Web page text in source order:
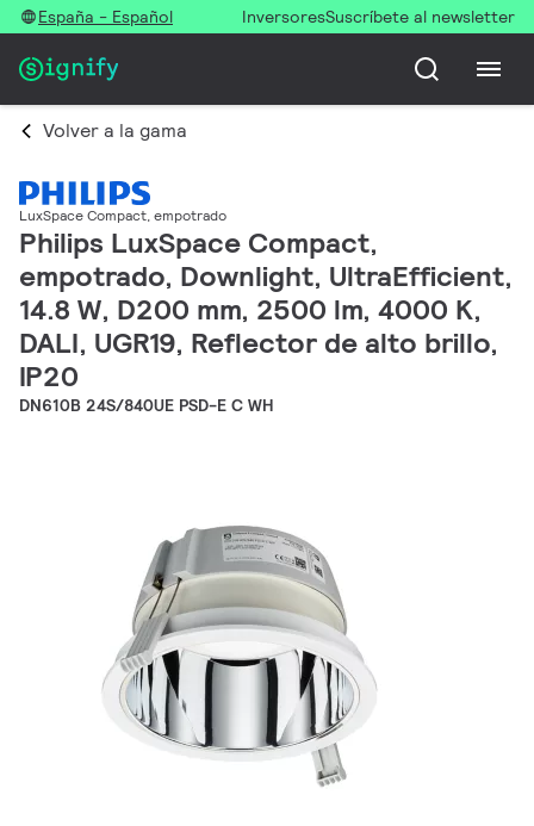
España - Español InversoresSuscríbete al newsletter
Volver a la gama
LuxSpace Compact, empotrado
Philips LuxSpace Compact,
empotrado, Downlight, UltraEfficient,
14.8 W, D200 mm, 2500 lm, 4000 K,
DALI, UGR19, Reflector de alto brillo,
IP20
DN610B 24S/840UE PSD-E C WH